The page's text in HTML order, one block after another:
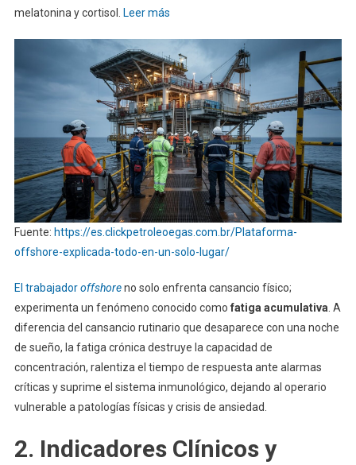
melatonina y cortisol.
Leer más
Fuente: https://es.clickpetroleoegas.com.br/Plataforma-
offshore-explicada-todo-en-un-solo-lugar/
El trabajadoroffshoreno solo enfrenta cansancio físico;
experimenta un fenómeno conocido como fatiga acumulativa. A
diferencia del cansancio rutinario que desaparece con una noche
de sueño, la fatiga crónica destruye la capacidad de
concentración, ralentiza el tiempo de respuesta ante alarmas
críticas y suprime el sistema inmunológico, dejando al operario
vulnerable a patologías físicas y crisis de ansiedad.
2. Indicadores Clínicos y